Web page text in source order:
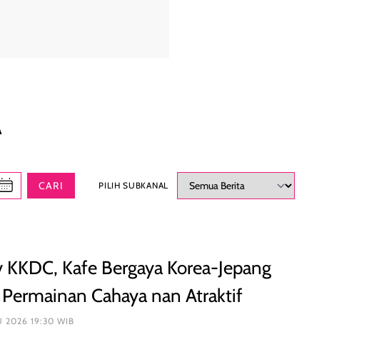
CARI PILIH SUBKANAL
Kafe Bergaya Korea-Jepang
Cahaya nan Atraktif
2026 19:30 WIB